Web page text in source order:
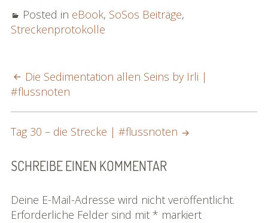
Posted in eBook, SoSos Beiträge,
Streckenprotokolle
POST
NAVIGATION
Die Sedimentation allen Seins by Irli |
#flussnoten
Tag 30 – die Strecke | #flussnoten
SCHREIBE EINEN KOMMENTAR
Deine E-Mail-Adresse wird nicht veröffentlicht.
Erforderliche Felder sind mit * markiert